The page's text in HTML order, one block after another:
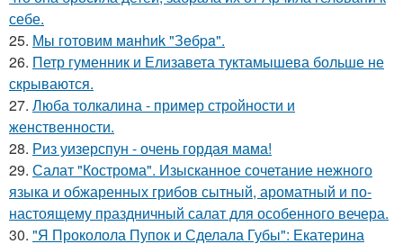
себе.
25. Мы готовим мaнhиk "Зeбpa".
26. Петр гуменник и Елизавета туктамышева больше не
скрываются.
27. Люба толкалина - пример стройности и
женственности.
28. Риз уизерспун - очень гордая мама!
29. Салат "Кострома". Изысканное сочетание нежного
языка и обжаренных грибов сытный, ароматный и по-
настоящему праздничный салат для особенного вечера.
30. "Я Проколола Пупок и Сделала Губы": Екатерина